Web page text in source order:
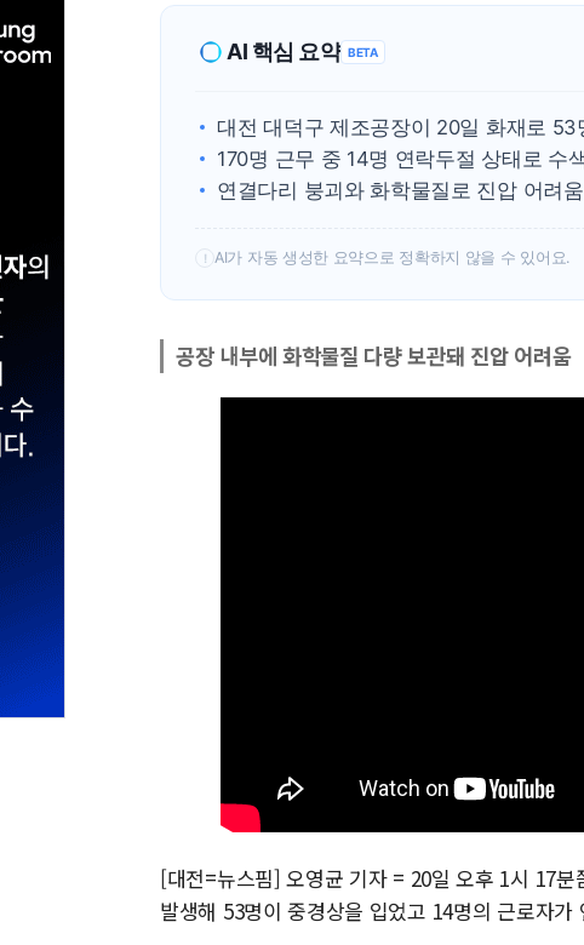
AI 핵심 요약 BETA
대전 대덕구 제조공장이 20일 화재로 53
170명 근무 중 14명 연락두절 상태로 수
연결다리 붕괴와 화학물질로 진압 어려
! AI가 자동 생성한 요약으로 정확하지 않을 수 있어요.
공장 내부에 화학물질 다량 보관돼 진압 어려움
[대전=뉴스핌] 오영균 기자 = 20일 오후 1시 17
발생해 53명이 중경상을 입었고 14명의 근로자가